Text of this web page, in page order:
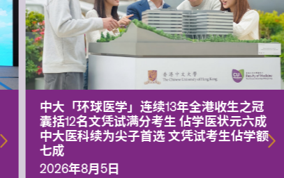
中大「环球医学」连续13年全港收生之冠
囊括12名文凭试满分考生 佔学医状元六成
中大医科续为尖子首选 文凭试考生佔学额
七成
2026年8月5日